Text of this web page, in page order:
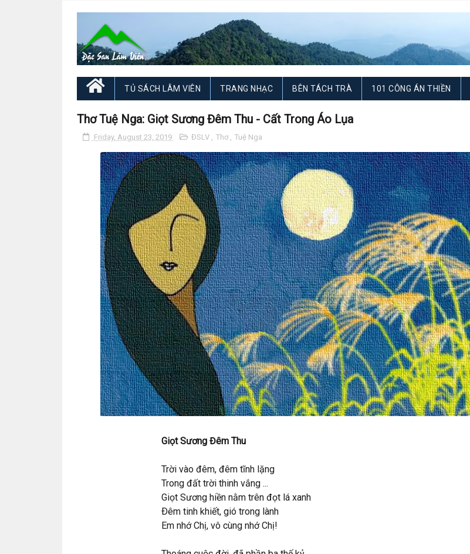
TỦ SÁCH LÂM VIÊN TRANG NHẠC BÊN TÁCH TRÀ 101 CÔNG ÁN THIỀN
Thơ Tuệ Nga: Giọt Sương Đêm Thu - Cất Trong Áo Lụa
Friday, August 23, 2019 ĐSLV , Thơ , Tuệ Nga
Giọt Sương Đêm Thu
Trời vào đêm, đêm tĩnh lặng
Trong đất trời thinh vắng ...
Giọt Sương hiền nằm trên đọt lá xanh
Ðêm tinh khiết, gió trong lành
Em nhớ Chị, vô cùng nhớ Chị!